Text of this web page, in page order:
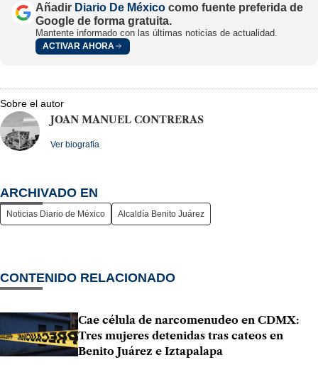
Añadir Diario De México como fuente preferida de
Google de forma gratuita.
Mantente informado con las últimas noticias de actualidad.
ACTIVAR AHORA
Sobre el autor
JOAN MANUEL CONTRERAS
Ver biografía
ARCHIVADO EN
Noticias Diario de México Alcaldía Benito Juárez
CONTENIDO RELACIONADO
Cae célula de narcomenudeo en CDMX:
Tres mujeres detenidas tras cateos en
Benito Juárez e Iztapalapa